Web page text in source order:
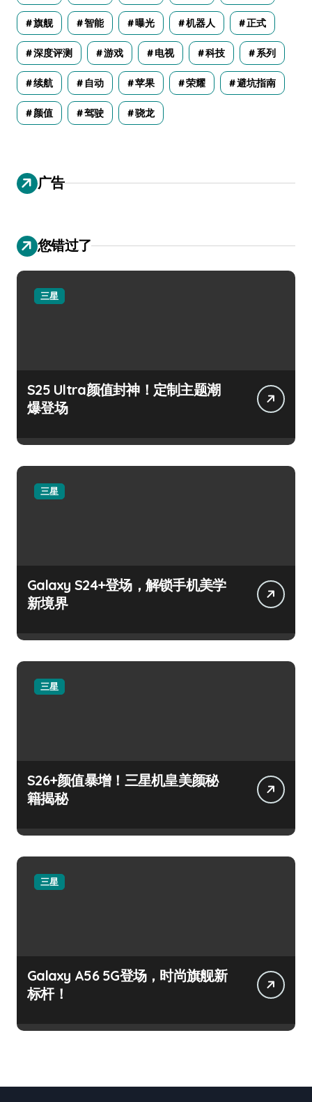
旗舰 智能 曝光 机器人 正式
深度评测 游戏 电视 科技 系列
续航 自动 苹果 荣耀 避坑指南
颜值 驾驶 骁龙
广告
您错过了
三星
S25 Ultra颜值封神！定制主题潮
爆登场
三星
Galaxy S24+登场，解锁手机美学
新境界
三星
S26+颜值暴增！三星机皇美颜秘
籍揭秘
三星
Galaxy A56 5G登场，时尚旗舰新
标杆！